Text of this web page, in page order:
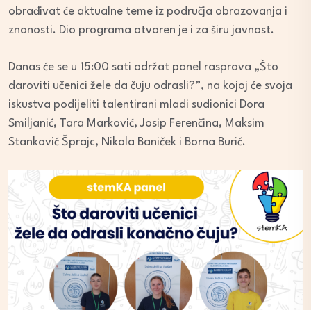
obrađivat će aktualne teme iz područja obrazovanja i
znanosti. Dio programa otvoren je i za širu javnost.
Danas će se u 15:00 sati održat panel rasprava „Što
daroviti učenici žele da čuju odrasli?”, na kojoj će svoja
iskustva podijeliti talentirani mladi sudionici Dora
Smiljanić, Tara Marković, Josip Ferenčina, Maksim
Stanković Šprajc, Nikola Baniček i Borna Burić.